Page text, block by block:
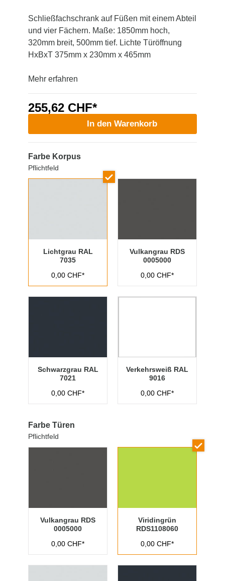
Schließfachschrank auf Füßen mit einem Abteil
und vier Fächern. Maße: 1850mm hoch,
320mm breit, 500mm tief. Lichte Türöffnung
HxBxT 375mm x 230mm x 465mm
Mehr erfahren
255,62 CHF*
In den Warenkorb
Farbe Korpus
Pflichtfeld
Lichtgrau RAL
7035
0,00 CHF*
Vulkangrau RDS
0005000
0,00 CHF*
Schwarzgrau RAL
7021
0,00 CHF*
Verkehrsweiß RAL
9016
0,00 CHF*
Farbe Türen
Pflichtfeld
Vulkangrau RDS
0005000
0,00 CHF*
Viridingrün
RDS1108060
0,00 CHF*